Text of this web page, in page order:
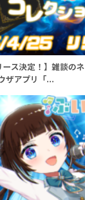
ース決定！】雑談の
ザアプリ「...